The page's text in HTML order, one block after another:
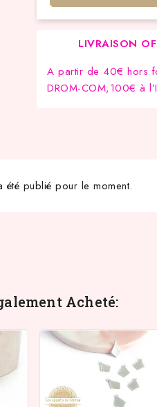
LIVRAISON
A partir de 40€ hors
DROM-COM,100€ à
été publié pour le moment.
Acheté: